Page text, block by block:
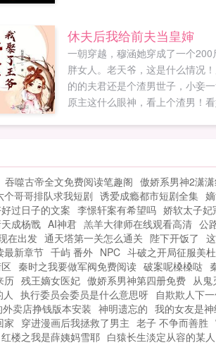
休夫后我给前夫当皇婶
一朝穿越，穆涵她穿成了一个200
胖女人。老天爷，这是什么情况
的的夫君还是个渣男世子，小妾一
原主这什么眼神，看上个渣男！
了！如果您喜欢休夫后我给前夫
别忘记分享给朋友...
吞噬古帝全文免费阅读笔趣阁 傲娇系男神2潇
个哥哥排队求我短剧 诱爱成瘾都市短剧全集
过日子的文案 李憬轩案有希望吗 娇软太子妃
成杨戬 AI神君 羔羊大律师在线观看高清 公
在出发 通天塔第一关怎么通关 陛下开饭了
最新章节 千屿 番外 NPC 斗破之开局征服美
秦时之我要做军阀免费阅读 破案呢槡槡哒
历 残王嫡女医妃 傲娇系男神第四册免费 从鬼
执行委员会委员是什么意思呀 自欺欺人下
外卖店挣钱版本安装 神明遗忘的 我的女友是神
家 穿进漫画后我拯救了男主 老子 不争而善胜
红楼之我是薛姨妈雪耶 白猿长生淡定从容的某人